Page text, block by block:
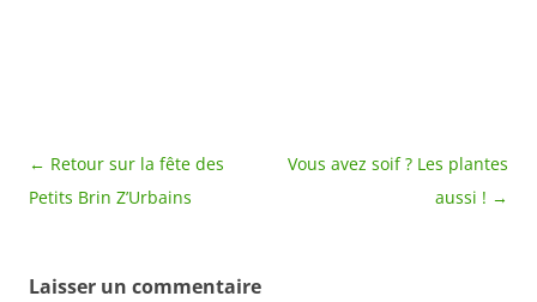
Navigation
des
← Retour sur la fête des
Petits Brin Z’Urbains
Vous avez soif ? Les plantes
aussi ! →
Laisser un commentaire